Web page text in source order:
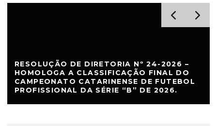
RESOLUÇÃO DE DIRETORIA Nº 24-2026 –
HOMOLOGA A CLASSIFICAÇÃO FINAL DO
CAMPEONATO CATARINENSE DE FUTEBOL
PROFISSIONAL DA SÉRIE “B” DE 2026.